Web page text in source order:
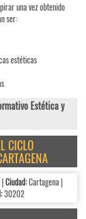
una vez obtenido
ser:
estéticas
Estética y
CICLO
|Ciudad:Cartagena |
30202